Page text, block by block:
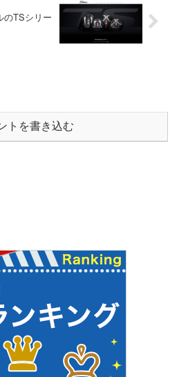
のTSシリー
トを書き込む